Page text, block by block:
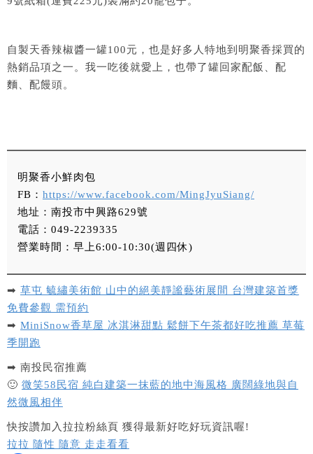
自製天香辣椒醬一罐100元，也是好多人特地到明聚香採買的
熱銷品項之一。我一吃後就愛上，也帶了罐回家配飯、配
麵、配饅頭。
明聚香小鮮肉包
FB： https://www.facebook.com/MingJyuSiang/
地址：南投市中興路629號
電話：049-2239335
營業時間：早上6:00-10:30(週四休)
➡ 草屯 毓繡美術館 山中的絕美靜謐藝術展間 台灣建築首獎
免費參觀 需預約
➡ MiniSnow香草屋 冰淇淋甜點 鬆餅下午茶都好吃推薦 草莓
季開跑
➡ 南投民宿推薦
🙂 微笑58民宿 純白建築一抹藍的地中海風格 廣闊綠地與自
然微風相伴
快按讚加入拉拉粉絲頁 獲得最新好吃好玩資訊喔!
拉拉 隨性 隨意 走走看看